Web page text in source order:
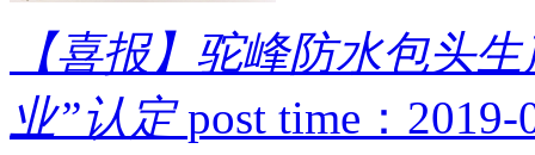
【喜报】驼峰防水包头
业”认定 post time：2019-